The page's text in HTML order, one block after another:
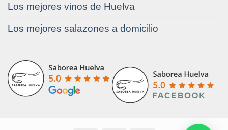
Los mejores vinos de Huelva
Los mejores salazones a domicilio